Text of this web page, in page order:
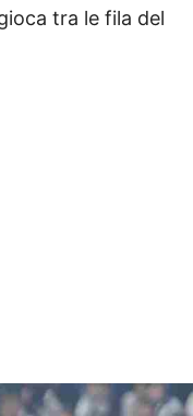
tra le fila del